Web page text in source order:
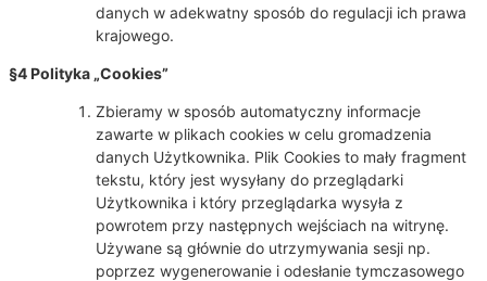
danych w adekwatny sposób do regulacji ich prawa
krajowego.
§4 Polityka „Cookies”
Zbieramy w sposób automatyczny informacje
zawarte w plikach cookies w celu gromadzenia
danych Użytkownika. Plik Cookies to mały fragment
tekstu, który jest wysyłany do przeglądarki
Użytkownika i który przeglądarka wysyła z
powrotem przy następnych wejściach na witrynę.
Używane są głównie do utrzymywania sesji np.
poprzez wygenerowanie i odesłanie tymczasowego